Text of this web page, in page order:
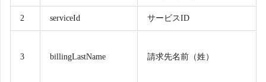
2 serviceId サービスID
3 billingLastName 請求先名前（姓）